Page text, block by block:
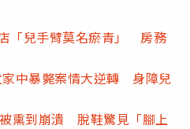
「兒手臂莫名瘀青」 房務
家中暴斃案情大逆轉 身障兒
熏到崩潰 脫鞋驚見「腳上